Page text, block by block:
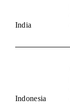
India
Indonesia